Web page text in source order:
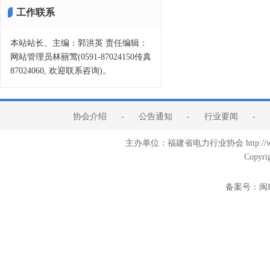
工作联系
本站站长、主编：郭洪英 责任编辑：
网站管理员林丽莺(0591-87024150传真
87024060, 欢迎联系咨询)。
协会介绍 - 公告通知 - 行业要闻 -
主办单位：福建省电力行业协会
备案号： 闽